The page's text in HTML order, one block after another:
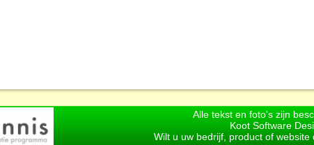
Alle tekst en foto's zijn
Koot Software
Wilt u uw bedrijf, product of